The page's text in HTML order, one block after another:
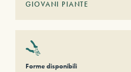
GIOVANI PIANTE
Forme disponibili